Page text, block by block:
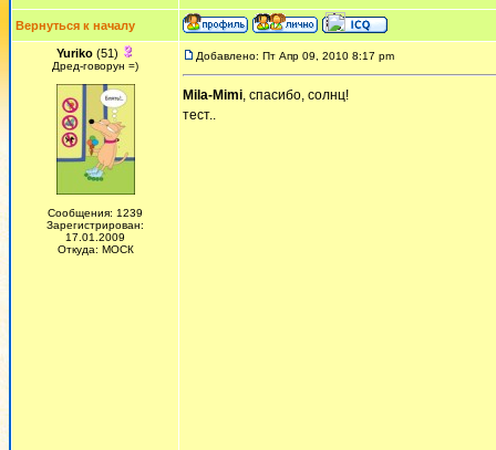
Вернуться к началу
Yuriko (51)
Дред-говорун =)
Сообщения: 1239
Зарегистрирован:
17.01.2009
Откуда: МОСК
Добавлено: Пт Апр 09, 2010 8:17 pm
Mila-Mimi, спасибо, солнц!
тест..